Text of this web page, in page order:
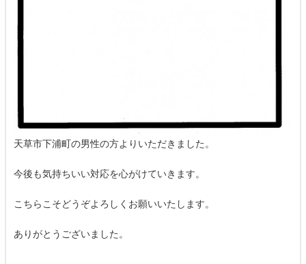
天草市下浦町の男性の方よりいただきました。
今後も気持ちいい対応を心がけていきます。
こちらこそどうぞよろしくお願いいたします。
ありがとうございました。